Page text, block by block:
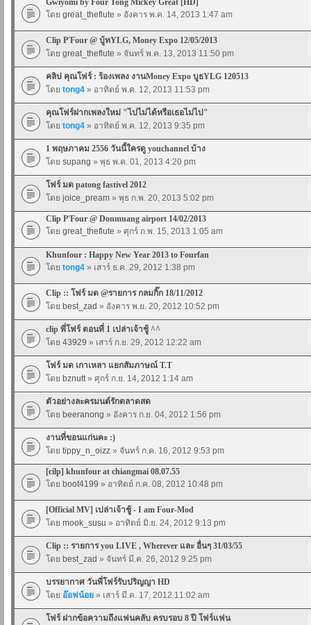
Gwiyomi by Four Tong Mickey Great [HD]
โดย great_theflute » อังคาร พ.ค. 14, 2013 1:47 am
Clip P'Four @ บู้ทYLG, Money Expo 12/05/2013
โดย great_theflute » จันทร์ พ.ค. 13, 2013 11:50 pm
คลิป คุณโฟร์ : ร้องเพลง งานMoney Expo บูธYLG 120513
โดย tong4 » อาทิตย์ พ.ค. 12, 2013 11:53 pm
คุณโฟร์ฝากเพลงใหม่ "ไปไม่ได้หรือเธอไม่ไป"
โดย tong4 » อาทิตย์ พ.ค. 12, 2013 9:35 pm
1 พฤษภาคม 2556 วันนี้ใครดู youchannel บ้าง
โดย supang » พุธ พ.ค. 01, 2013 4:20 pm
โฟร์ มด patong fastivel 2012
โดย joice_pream » พุธ ก.พ. 20, 2013 5:02 pm
Clip P'Four @ Donmuang airport 14/02/2013
โดย great_theflute » ศุกร์ ก.พ. 15, 2013 1:05 am
Khunfour : Happy New Year 2013 to Fourfan
โดย tong4 » เสาร์ ธ.ค. 29, 2012 1:38 pm
Clip :: โฟร์ มด @รายการ กลมกิ๊ก 18/11/2012
โดย best_zad » อังคาร พ.ย. 20, 2012 10:52 pm
clip พี่โฟร์ ตอนที่ 1 เปล่าเจ้าชู้ ^^
โดย 43929 » เสาร์ ก.ย. 29, 2012 12:22 am
โฟร์ มด เกาเหลา แยกสัมภาษณ์ T.T
โดย bznutt» ศุกร์ ก.ย. 14, 2012 1:14 am
ตัวอย่างละครมนต์รักตลาดสด
โดย beeranong » อังคาร ก.ย. 04, 2012 1:56 pm
งานที่ขอนแก่นคะ :)
โดย tippy_n_oizz » จันทร์ ก.ค. 16, 2012 9:53 pm
[cilp] khunfour at chiangmai 08.07.55
โดย boot4199 » อาทิตย์ ก.ค. 08, 2012 10:48 pm
[Official MV] เปล่าเจ้าชู้ - I am Four-Mod
โดย mook_susu » อาทิตย์ มิ.ย. 24, 2012 9:13 pm
Clip :: รายการ you LIVE , Wherever และ อื่นๆ 31/03/55
โดย best_zad » จันทร์ มี.ค. 26, 2012 9:25 pm
บรรยากาศ วันพี่โฟร์รับปริญญา HD
โดย อ๊อฟน้อย » เสาร์ มี.ค. 17, 2012 11:02 am
โฟร์ ฝากข้อความถึงแฟนคลับ ครบรอบ 8 ปี โฟร์แฟน